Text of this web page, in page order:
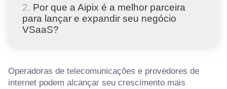
Por que a Aipix é a melhor parceira
para lançar e expandir seu negócio
VSaaS?
Operadoras de telecomunicações e provedores de
internet podem alcançar seu crescimento mais